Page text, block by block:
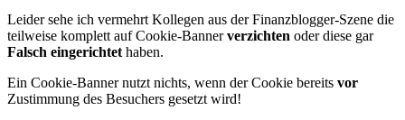
Leider sehe ich vermehrt Kollegen aus der Finanzblogger-Szene die
teilweise komplett auf Cookie-Bannerverzichten oder diese gar
Falsch eingerichtet haben.
Ein Cookie-Banner nutzt nichts, wenn der Cookie bereits vor
Zustimmung des Besuchers gesetzt wird!